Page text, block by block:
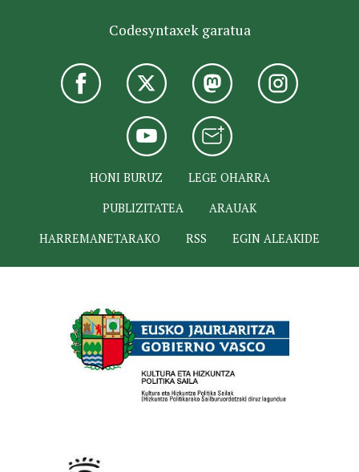
Codesyntaxek garatua
HONI BURUZ
LEGE OHARRA
PUBLIZITATEA
ARAUAK
HARREMANETARAKO
RSS EGIN ALEAKIDE